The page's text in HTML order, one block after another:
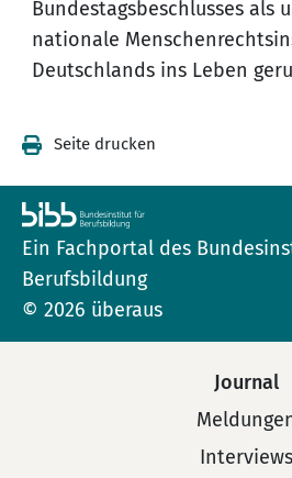
Bundestagsbeschlusses als
nationale
Deutschlands ins Leben
Seite drucken
Ein Fachportal des
Berufsbildung
© 2026 überaus
Journal
Interviews